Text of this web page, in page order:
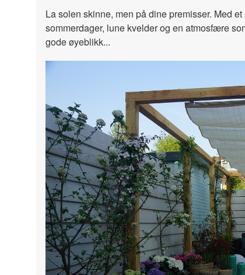
La solen skinne, men på dine premisser. Med
sommerdager, lune kvelder og en atmosfære
gode øyeblikk...